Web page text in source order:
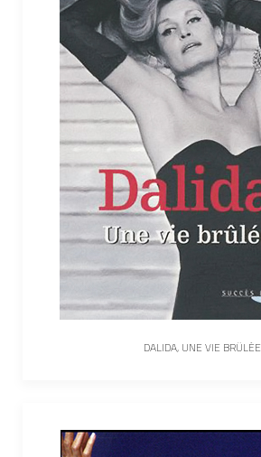
DALIDA, UNE VIE BRÛLÉE